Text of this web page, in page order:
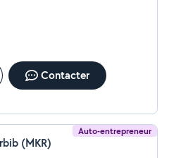
Contacter
Auto-entrepreneur
(MKR)